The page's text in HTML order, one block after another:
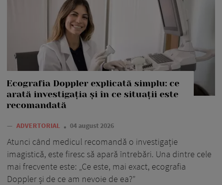
Ecografia Doppler explicată simplu: ce
arată investigația și în ce situații este
recomandată
— ADVERTORIAL 04 august 2026
Atunci când medicul recomandă o investigație
imagistică, este firesc să apară întrebări. Una dintre cele
mai frecvente este: „Ce este, mai exact, ecografia
Doppler și de ce am nevoie de ea?”